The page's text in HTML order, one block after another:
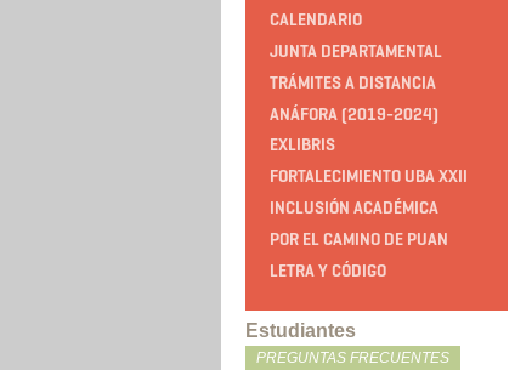
CALENDARIO
JUNTA DEPARTAMENTAL
TRÁMITES A DISTANCIA
ANÁFORA (2019-2024)
EXLIBRIS
FORTALECIMIENTO UBA XXII
INCLUSIÓN ACADÉMICA
POR EL CAMINO DE PUAN
LETRA Y CÓDIGO
Estudiantes
PREGUNTAS FRECUENTES